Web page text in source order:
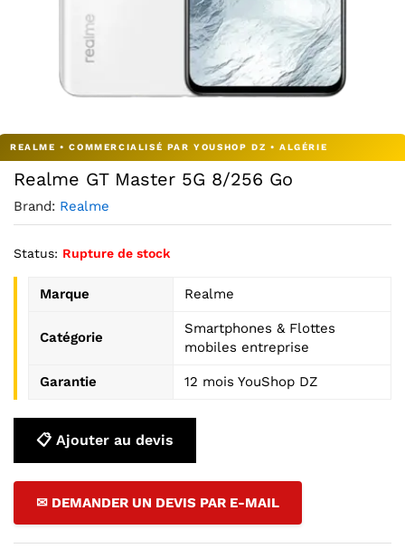
Realme GT Master 5G 8/256 Go
Brand: Realme
Status: Rupture de stock
Marque Realme
Catégorie
Smartphones & Flottes
mobiles entreprise
Garantie 12 mois YouShop DZ
📋 Ajouter au devis
✉ DEMANDER UN DEVIS PAR E-MAIL